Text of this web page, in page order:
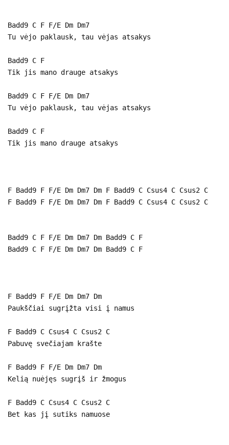
Badd9 C F F/E Dm Dm7
Tu vėjo paklausk, tau vėjas atsakys
Badd9 C F
Tik jis mano drauge atsakys
Badd9 C F F/E Dm Dm7
Tu vėjo paklausk, tau vėjas atsakys
Badd9 C F
Tik jis mano drauge atsakys
F Badd9 F F/E Dm Dm7 Dm F Badd9 C Csus4 C Csus2 C
F Badd9 F F/E Dm Dm7 Dm F Badd9 C Csus4 C Csus2 C
Badd9 C F F/E Dm Dm7 Dm Badd9 C F
Badd9 C F F/E Dm Dm7 Dm Badd9 C F
F Badd9 F F/E Dm Dm7 Dm
Paukščiai sugrįžta visi į namus
F Badd9 C Csus4 C Csus2 C
Pabuvę svečiajam krašte
F Badd9 F F/E Dm Dm7 Dm
Kelią nuėjęs sugrįš ir žmogus
F Badd9 C Csus4 C Csus2 C
Bet kas jį sutiks namuose